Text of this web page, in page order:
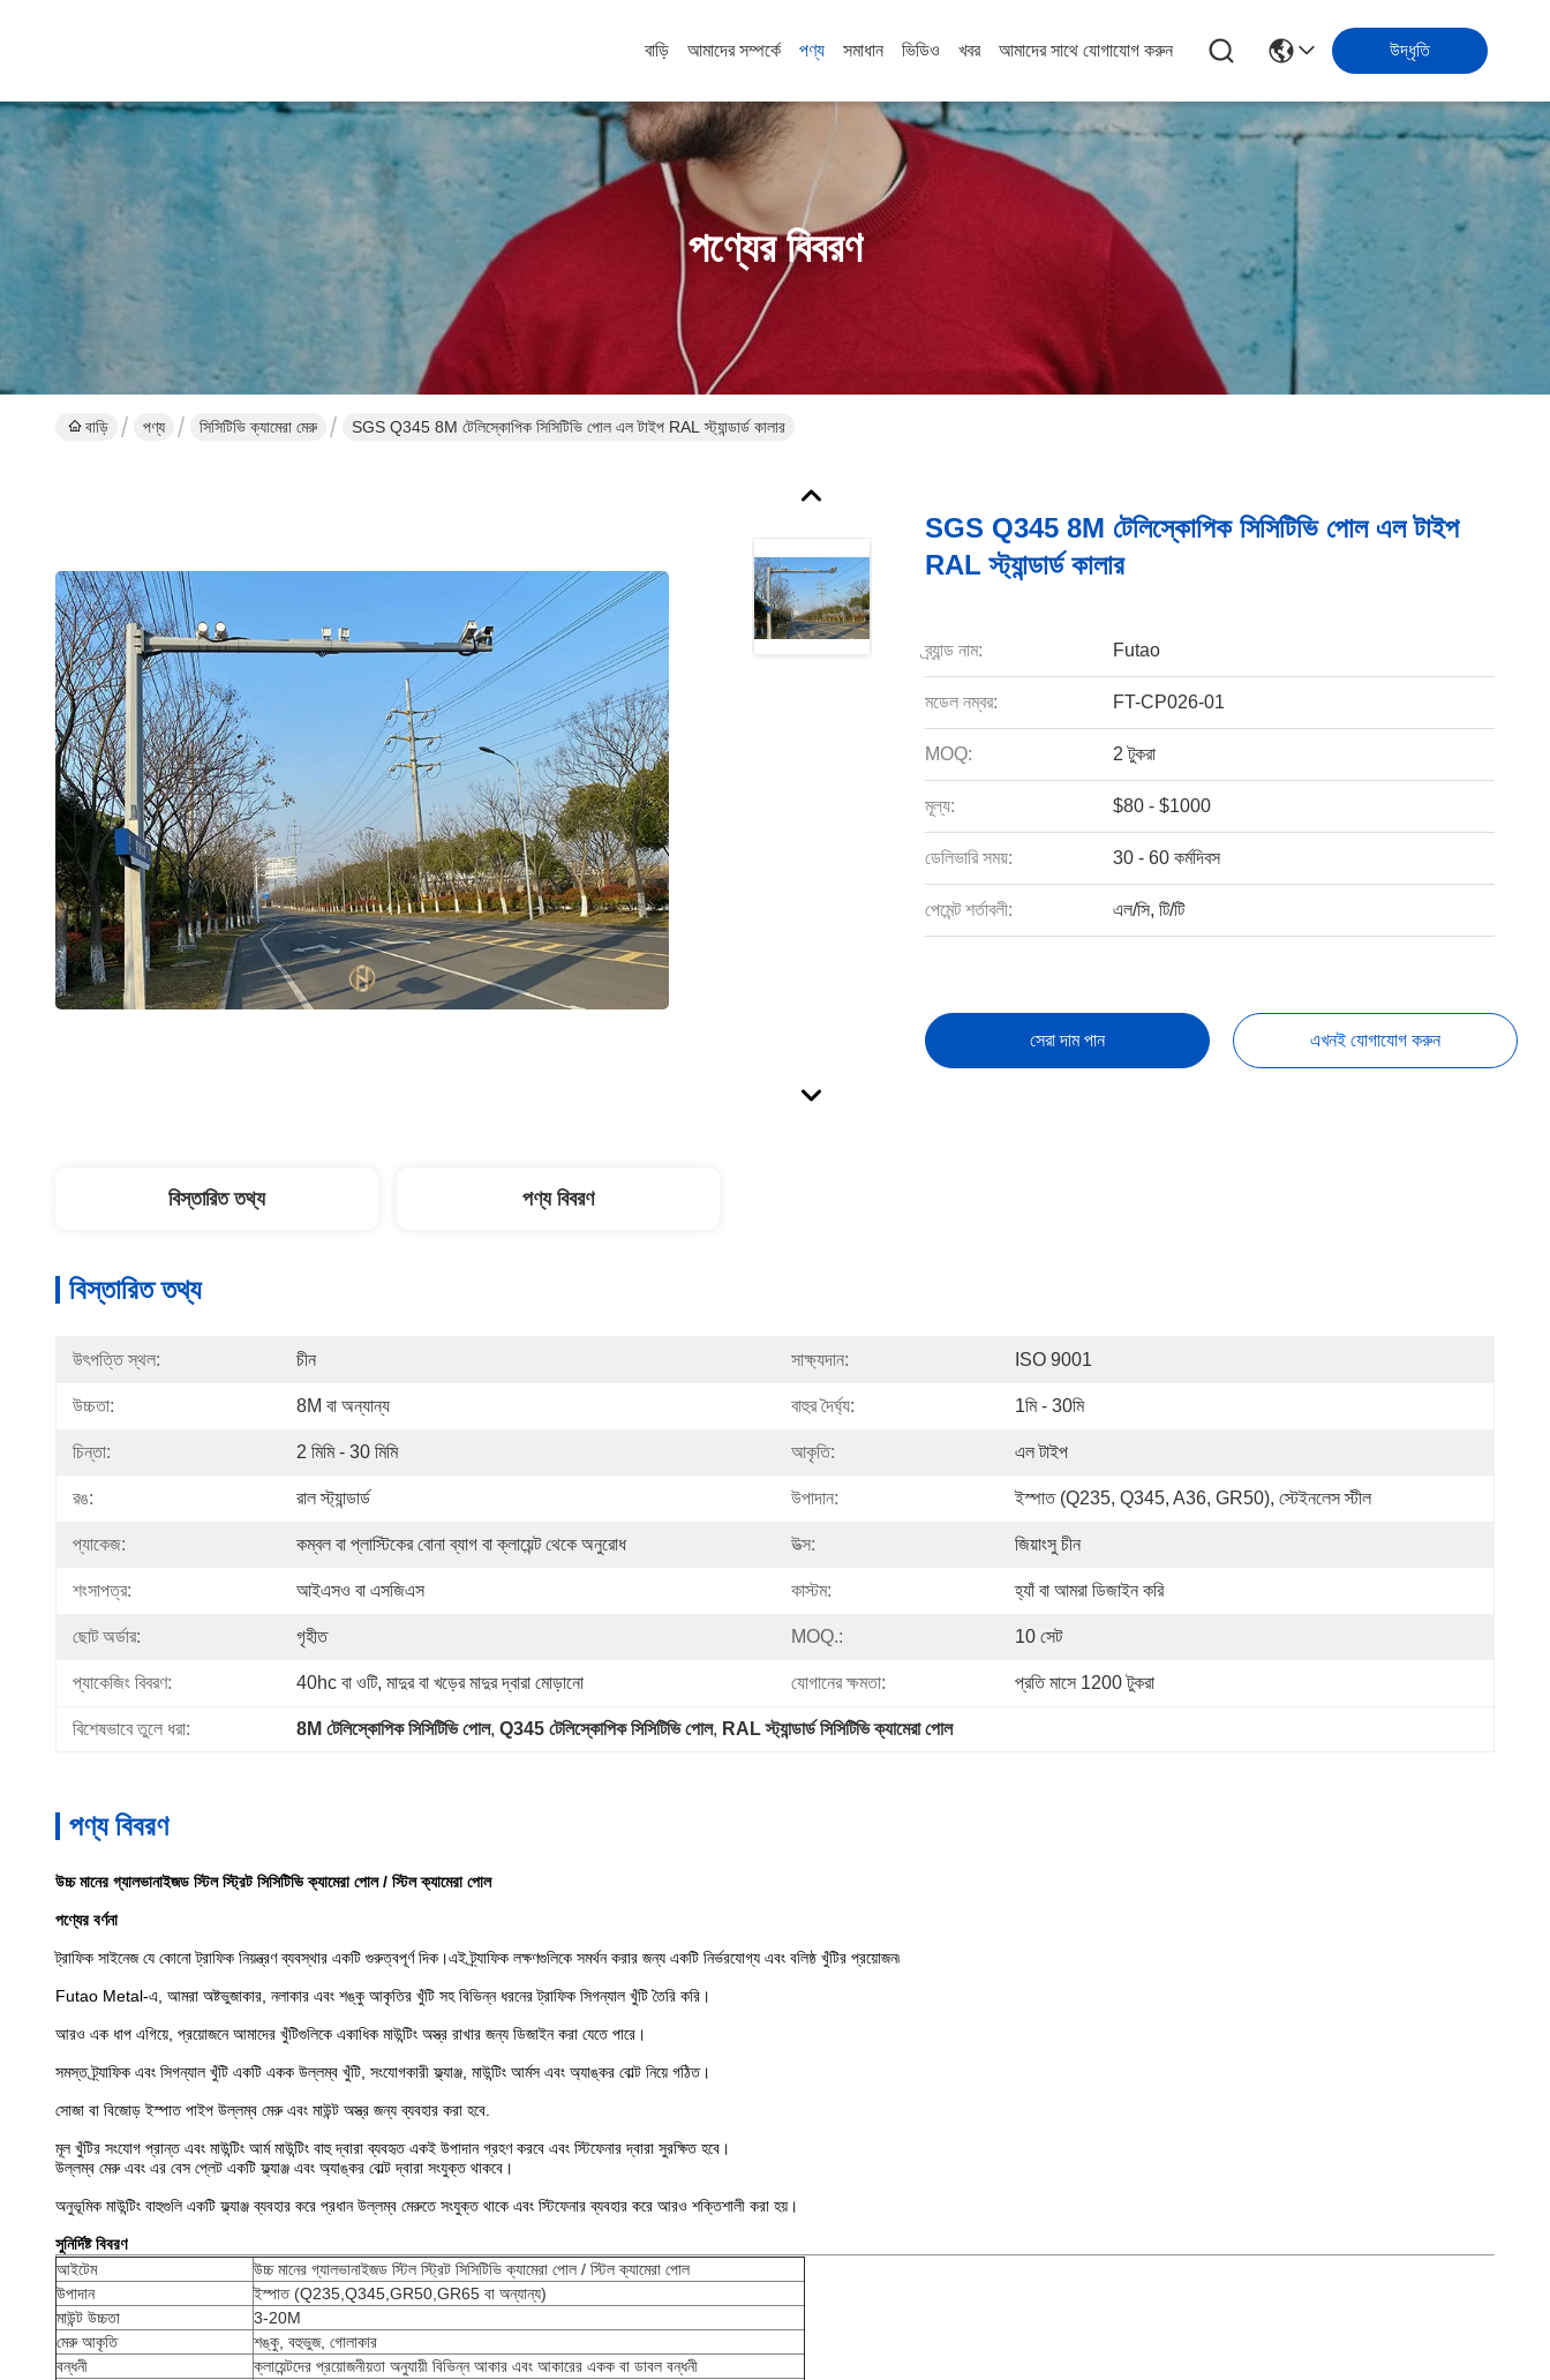
বাড়ি আমাদের সম্পর্কে পণ্য সমাধান ভিডিও খবর আমাদের সাথে যোগাযোগ করুন উদ্ধৃতি
পণ্যের বিবরণ
বাড়ি পণ্য সিসিটিভি ক্যামেরা মেরু SGS Q345 8M টেলিস্কোপিক সিসিটিভি পোল এল টাইপ RAL স্ট্যান্ডার্ড কালার
SGS Q345 8M টেলিস্কোপিক সিসিটিভি পোল এল টাইপ
RAL স্ট্যান্ডার্ড কালার
ব্র্যান্ড নাম: Futao
মডেল নম্বর: FT-CP026-01
MOQ: 2 টুকরা
মূল্য: $80 - $1000
ডেলিভারি সময়: 30 - 60 কর্মদিবস
পেমেন্ট শর্তাবলী: এল/সি, টি/টি
সেরা দাম পান এখনই যোগাযোগ করুন
বিস্তারিত তথ্য পণ্য বিবরণ
বিস্তারিত তথ্য
উৎপত্তি স্থল: চীন সাক্ষ্যদান: ISO 9001
উচ্চতা: 8M বা অন্যান্য বাহুর দৈর্ঘ্য: 1মি - 30মি
চিন্তা: 2 মিমি - 30 মিমি আকৃতি: এল টাইপ
রঙ: রাল স্ট্যান্ডার্ড উপাদান: ইস্পাত (Q235, Q345, A36, GR50), স্টেইনলেস স্টীল
প্যাকেজ: কম্বল বা প্লাস্টিকের বোনা ব্যাগ বা ক্লায়েন্ট থেকে অনুরোধ উত্স: জিয়াংসু চীন
শংসাপত্র: আইএসও বা এসজিএস কাস্টম: হ্যাঁ বা আমরা ডিজাইন করি
ছোট অর্ডার: গৃহীত MOQ.: 10 সেট
প্যাকেজিং বিবরণ: 40hc বা ওটি, মাদুর বা খড়ের মাদুর দ্বারা মোড়ানো যোগানের ক্ষমতা: প্রতি মাসে 1200 টুকরা
বিশেষভাবে তুলে ধরা: 8M টেলিস্কোপিক সিসিটিভি পোল, Q345 টেলিস্কোপিক সিসিটিভি পোল, RAL স্ট্যান্ডার্ড সিসিটিভি ক্যামেরা পোল
পণ্য বিবরণ
উচ্চ মানের গ্যালভানাইজড স্টিল স্ট্রিট সিসিটিভি ক্যামেরা পোল / স্টিল ক্যামেরা পোল
পণ্যের বর্ণনা
ট্রাফিক সাইনেজ যে কোনো ট্রাফিক নিয়ন্ত্রণ ব্যবস্থার একটি গুরুত্বপূর্ণ দিক।এই ট্র্যাফিক লক্ষণগুলিকে সমর্থন করার জন্য একটি নির্ভরযোগ্য এবং বলিষ্ঠ খুঁটির প্রয়োজন৷
Futao Metal-এ, আমরা অষ্টভুজাকার, নলাকার এবং শঙ্কু আকৃতির খুঁটি সহ বিভিন্ন ধরনের ট্রাফিক সিগন্যাল খুঁটি তৈরি করি।
আরও এক ধাপ এগিয়ে, প্রয়োজনে আমাদের খুঁটিগুলিকে একাধিক মাউন্টিং অস্ত্র রাখার জন্য ডিজাইন করা যেতে পারে।
সমস্ত ট্র্যাফিক এবং সিগন্যাল খুঁটি একটি একক উল্লম্ব খুঁটি, সংযোগকারী ফ্ল্যাঞ্জ, মাউন্টিং আর্মস এবং অ্যাঙ্কর বোল্ট নিয়ে গঠিত।
সোজা বা বিজোড় ইস্পাত পাইপ উল্লম্ব মেরু এবং মাউন্ট অস্ত্র জন্য ব্যবহার করা হবে.
মূল খুঁটির সংযোগ প্রান্ত এবং মাউন্টিং আর্ম মাউন্টিং বাহু দ্বারা ব্যবহৃত একই উপাদান গ্রহণ করবে এবং স্টিফেনার দ্বারা সুরক্ষিত হবে।
উল্লম্ব মেরু এবং এর বেস প্লেট একটি ফ্ল্যাঞ্জ এবং অ্যাঙ্কর বোল্ট দ্বারা সংযুক্ত থাকবে।
অনুভূমিক মাউন্টিং বাহুগুলি একটি ফ্ল্যাঞ্জ ব্যবহার করে প্রধান উল্লম্ব মেরুতে সংযুক্ত থাকে এবং স্টিফেনার ব্যবহার করে আরও শক্তিশালী করা হয়।
সুনির্দিষ্ট বিবরণ
আইটেম
উচ্চ মানের গ্যালভানাইজড স্টিল স্ট্রিট সিসিটিভি ক্যামেরা পোল / স্টিল ক্যামেরা পোল
উপাদান
ইস্পাত (Q235,Q345,GR50,GR65 বা অন্যান্য)
মাউন্ট উচ্চতা
3-20M
মেরু আকৃতি
শঙ্কু, বহুভুজ, গোলাকার
বন্ধনী
ক্লায়েন্টদের প্রয়োজনীয়তা অনুযায়ী বিভিন্ন আকার এবং আকারের একক বা ডাবল বন্ধনী